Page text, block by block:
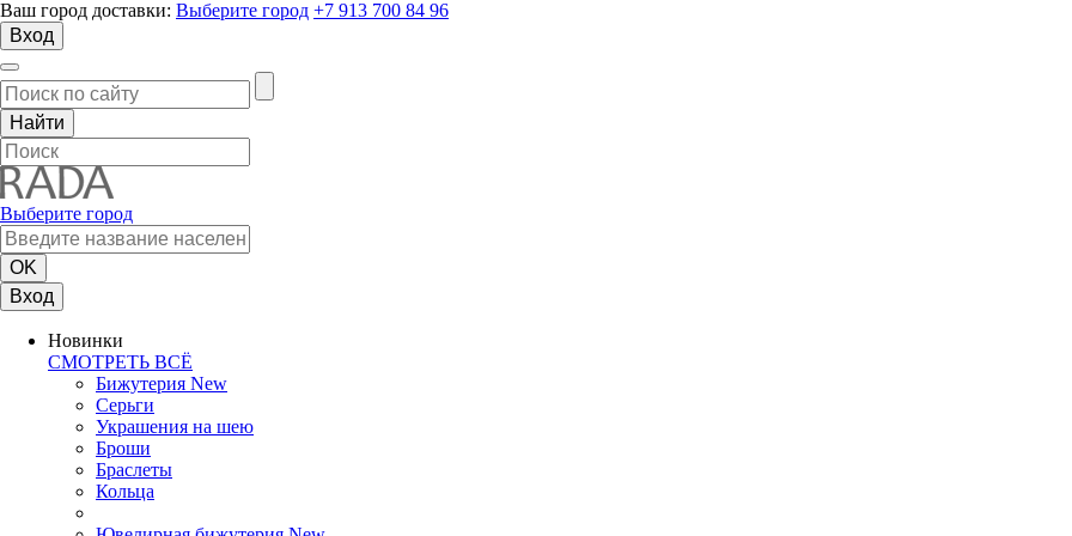
Ваш город доставки: Выберите город +7 913 700 84 96
Вход
Выберите город
Вход
Новинки
СМОТРЕТЬ ВСЁ
Бижутерия New
Серьги
Украшения на шею
Броши
Браслеты
Кольца